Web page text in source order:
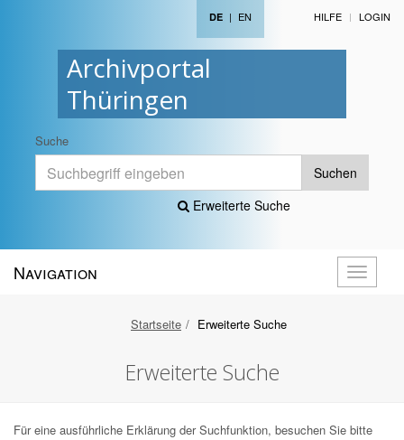
Archivportal
Thüringen
DE | EN HILFE LOGIN
Suche
Suchen
Erweiterte Suche
öffnen
Navigation
Startseite Erweiterte Suche
Erweiterte Suche
Für eine ausführliche Erklärung der Suchfunktion, besuchen Sie bitte